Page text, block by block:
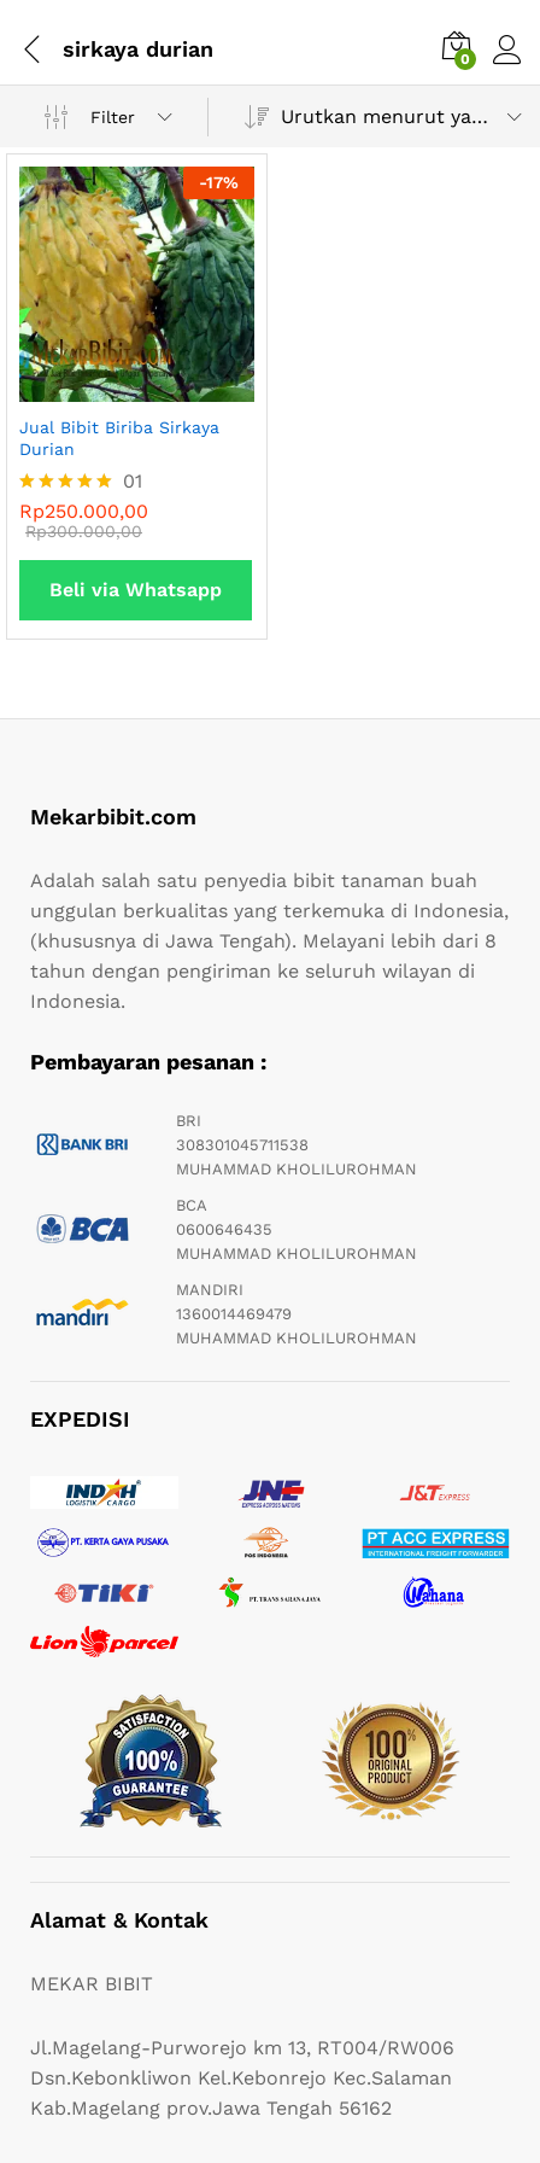
sirkaya durian 0
Filter Urutkan menurut yang terbaru
-17%
Jual Bibit Biriba Sirkaya
Durian
Dinilai
5.00
01
Rp250.000,00
Rp300.000,00
Beli via Whatsapp
Mekarbibit.com
Adalah salah satu penyedia bibit tanaman buah
unggulan berkualitas yang terkemuka di Indonesia,
(khususnya di Jawa Tengah). Melayani lebih dari 8
tahun dengan pengiriman ke seluruh wilayan di
Indonesia.
Pembayaran pesanan :
BRI
308301045711538
MUHAMMAD KHOLILUROHMAN
BCA
0600646435
MUHAMMAD KHOLILUROHMAN
MANDIRI
1360014469479
MUHAMMAD KHOLILUROHMAN
EXPEDISI
Alamat & Kontak
MEKAR BIBIT
Jl.Magelang-Purworejo km 13, RT004/RW006
Dsn.Kebonkliwon Kel.Kebonrejo Kec.Salaman
Kab.Magelang prov.Jawa Tengah 56162